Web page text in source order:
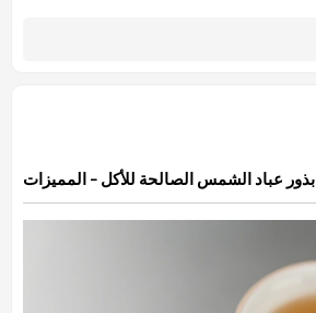
بذور عباد الشمس الصالحة للأكل - المميزات